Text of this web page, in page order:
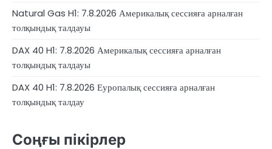
Natural Gas H1: 7.8.2026 Америкалық сессияға арналған
толқындық талдауы
DAX 40 H1: 7.8.2026 Америкалық сессияға арналған
толқындық талдауы
DAX 40 H1: 7.8.2026 Еуропалық сессияға арналған
толқындық талдау
Соңғы пікірлер